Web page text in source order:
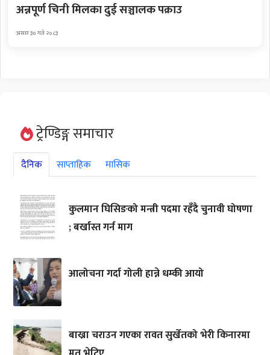
अन्नपूर्ण चिनी मिलका दुई सञ्चालक पक्राउ
असार ३० गते २०८३
ट्रेण्डिङ्ग समाचार
दैनिक साप्ताहिक मासिक
कुलमान घिसिङको मन्त्री पदमा रहँदै चुनावी घोषणा
; बर्खास्त गर्न माग
आलोचना गर्दा गोली हान्ने धम्की आयो
बाख्रा चराउन गएका रावत सुर्खेतको भेरी किनारमा